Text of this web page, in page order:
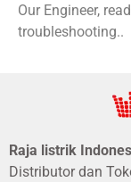
Our Engineer,
troubleshooting..
Raja listrik
Distributor dan